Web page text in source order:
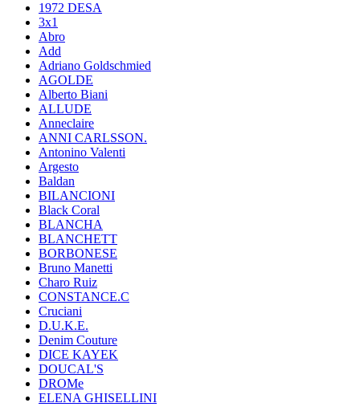
1972 DESA
3x1
Abro
Add
Adriano Goldschmied
AGOLDE
Alberto Biani
ALLUDE
Anneclaire
ANNI CARLSSON.
Antonino Valenti
Argesto
Baldan
BILANCIONI
Black Coral
BLANCHA
BLANCHETT
BORBONESE
Bruno Manetti
Charo Ruiz
CONSTANCE.C
Cruciani
D.U.K.E.
Denim Couture
DICE KAYEK
DOUCAL'S
DROMe
ELENA GHISELLINI